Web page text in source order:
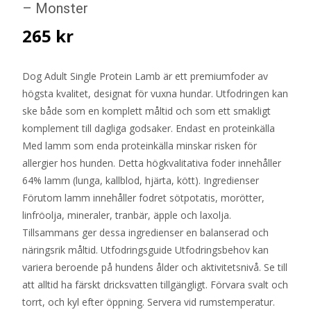
– Monster
265 kr
Dog Adult Single Protein Lamb är ett premiumfoder av
högsta kvalitet, designat för vuxna hundar. Utfodringen kan
ske både som en komplett måltid och som ett smakligt
komplement till dagliga godsaker. Endast en proteinkälla
Med lamm som enda proteinkälla minskar risken för
allergier hos hunden. Detta högkvalitativa foder innehåller
64% lamm (lunga, kallblod, hjärta, kött). Ingredienser
Förutom lamm innehåller fodret sötpotatis, morötter,
linfröolja, mineraler, tranbär, äpple och laxolja.
Tillsammans ger dessa ingredienser en balanserad och
näringsrik måltid. Utfodringsguide Utfodringsbehov kan
variera beroende på hundens ålder och aktivitetsnivå. Se till
att alltid ha färskt dricksvatten tillgängligt. Förvara svalt och
torrt, och kyl efter öppning. Servera vid rumstemperatur.